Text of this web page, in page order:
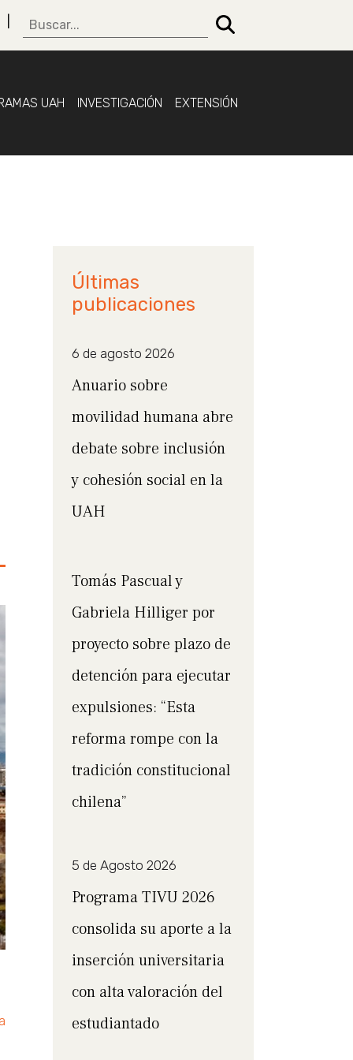
UAH INVESTIGACIÓN EXTENSIÓN
Últimas
publicaciones
6 de agosto 2026
Anuario sobre
movilidad humana abre
debate sobre inclusión
y cohesión social en la
UAH
Tomás Pascual y
Gabriela Hilliger por
proyecto sobre plazo de
detención para ejecutar
expulsiones: “Esta
reforma rompe con la
tradición constitucional
chilena”
5 de Agosto 2026
Programa TIVU 2026
consolida su aporte a la
inserción universitaria
con alta valoración del
estudiantado